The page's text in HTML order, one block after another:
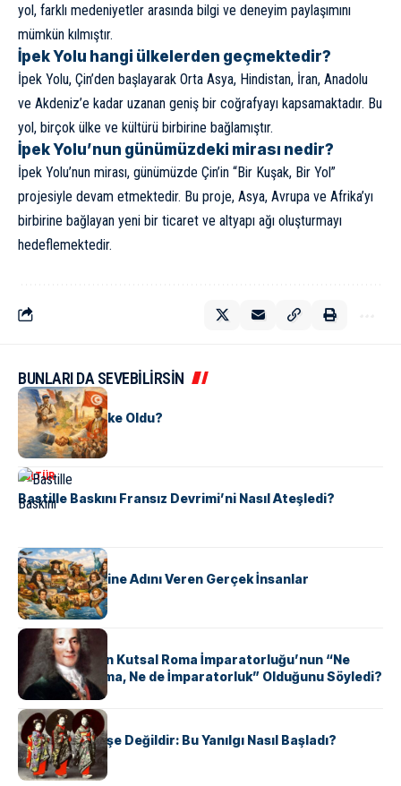
yol, farklı medeniyetler arasında bilgi ve deneyim paylaşımını
mümkün kılmıştır.
İpek Yolu hangi ülkelerden geçmektedir?
İpek Yolu, Çin’den başlayarak Orta Asya, Hindistan, İran, Anadolu
ve Akdeniz’e kadar uzanan geniş bir coğrafyayı kapsamaktadır. Bu
yol, birçok ülke ve kültürü birbirine bağlamıştır.
İpek Yolu’nun günümüzdeki mirası nedir?
İpek Yolu’nun mirası, günümüzde Çin’in “Bir Kuşak, Bir Yol”
projesiyle devam etmektedir. Bu proje, Asya, Avrupa ve Afrika’yı
birbirine bağlayan yeni bir ticaret ve altyapı ağı oluşturmayı
hedeflemektedir.
BUNLARI DA SEVEBİLİRSİN
KÜLTÜR
Tunus Nasıl Ülke Oldu?
KÜLTÜR
Bastille Baskını Fransız Devrimi’ni Nasıl Ateşledi?
KÜLTÜR
ABD Eyaletlerine Adını Veren Gerçek İnsanlar
KÜLTÜR
Voltaire Neden Kutsal Roma İmparatorluğu’nun “Ne
Kutsal, Ne Roma, Ne de İmparatorluk” Olduğunu Söyledi?
KÜLTÜR
Geyşalar Fahişe Değildir: Bu Yanılgı Nasıl Başladı?